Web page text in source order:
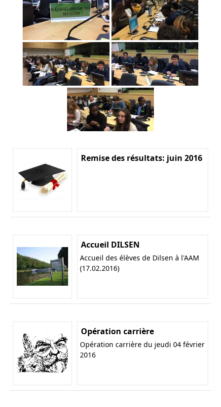
Remise des résultats: juin 2016
Accueil DILSEN
Accueil des élèves de Dilsen à l'AAM
(17.02.2016)
Opération carrière
Opération carrière du jeudi 04 février
2016